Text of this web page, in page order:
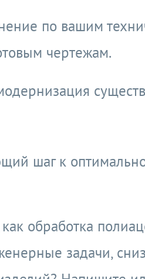
по вашим
чертежам.
шаг к
обработка
задачи,